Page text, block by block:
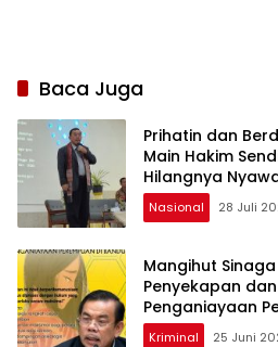
Baca Juga
Prihatin dan
Main Hakim
Hilangnya
Nasional 28 Juli
Mangihut
Penyekapan dan
Penganiayaan
Minta Hukum
Kriminal 25 Juni